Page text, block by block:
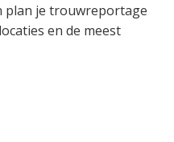
plan je trouwreportage
en de meest